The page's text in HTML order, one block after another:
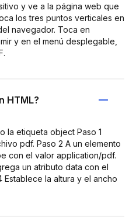
y ve a la página web que
los tres puntos verticales en
navegador. Toca en
y en el menú desplegable,
HTML?
la etiqueta object Paso 1
pdf. Paso 2 A un elemento
con el valor application/pdf.
un atributo data con el
la altura y el ancho